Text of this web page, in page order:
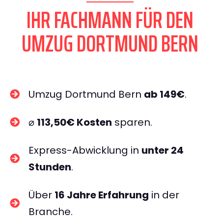
IHR FACHMANN FÜR DEN
UMZUG DORTMUND BERN
Umzug Dortmund Bern ab 149€.
⌀ 113,50€ Kosten sparen.
Express-Abwicklung in unter 24
Stunden.
Über 16 Jahre Erfahrung in der
Branche.